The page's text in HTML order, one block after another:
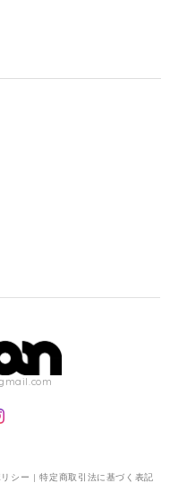
シー |特定商取引法に基づく表記